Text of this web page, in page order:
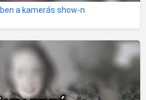
a kamerás show-n